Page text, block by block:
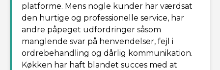
platforme. Mens nogle kunder har værdsat
den hurtige og professionelle service, har
andre påpeget udfordringer såsom
manglende svar på henvendelser, fejl i
ordrebehandling og dårlig kommunikation.
Køkken har haft blandet succes med at